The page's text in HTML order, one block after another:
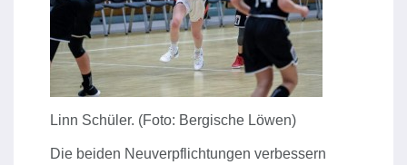
Linn Schüler. (Foto: Bergische Löwen)
Die beiden Neuverpflichtungen verbessern